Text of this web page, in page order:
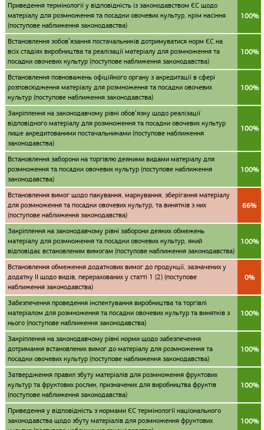
Приведення термінології у відповідність із законодавством ЄС щодо
матеріалу для розмноження та посадки овочевих культур, крім насіння
(поступове наближення законодавства)
100%
Встановлення зобов’язання постачальників дотримуватися норм ЄС на
всіх стадіях виробництва та реалізації матеріалу для розмноження та
посадки овочевих культур (поступове наближення законодавства)
100%
Встановлення повноважень офіційного органу з акредитації в сфері
розповсюдження матеріалу для розмноження та посадки овочевих
культур (поступове наближення законодавства)
100%
Закріплення на законодавчому рівні обов’язку щодо реалізації
відповідного матеріалу для розмноження та посадки овочевих культур
лише акредитованими постачальниками (поступове наближення
законодавства)
100%
Встановлення заборони на торгівлю деякими видами матеріалу для
розмноження та посадки овочевих культур (поступове наближення
законодавства)
100%
Встановлення вимог щодо пакування, маркування, зберігання матеріалу
для розмноження та посадки овочевих культур, та винятків з них
(поступове наближення законодавства)
66%
Закріплення на законодавчому рівні заборони деяких обмежень
матеріалу для розмноження та посадки овочевих культур, який
відповідає встановленим вимогам (поступове наближення законодавства)
100%
Встановлення обмеження додаткових вимог до продукції, зазначених у
додатку II щодо видів, перерахованих у статті 1 (2) (поступове
наближення законодавства)
0%
Забезпечення проведення інспектування виробництва та торгівлі
матеріалом для розмноження та посадки овочевих культур та винятків з
нього (поступове наближення законодавства)
100%
Закріплення на законодавчому рівні норми щодо забезпечення
дотримання встановлених вимог до матеріалу для розмноження та
посадки овочевих культур (поступове наближення законодавства)
100%
Затвердження правил збуту матеріалів для розмноження фруктових
культур та фруктових рослин, призначених для виробництва фруктів
(поступове наближення законодавства)
100%
Приведення у відповідність з нормами ЄС термінології національного
законодавства щодо збуту матеріалів для розмноження фруктових
100%